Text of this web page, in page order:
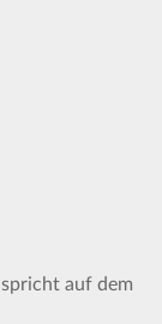
auf dem